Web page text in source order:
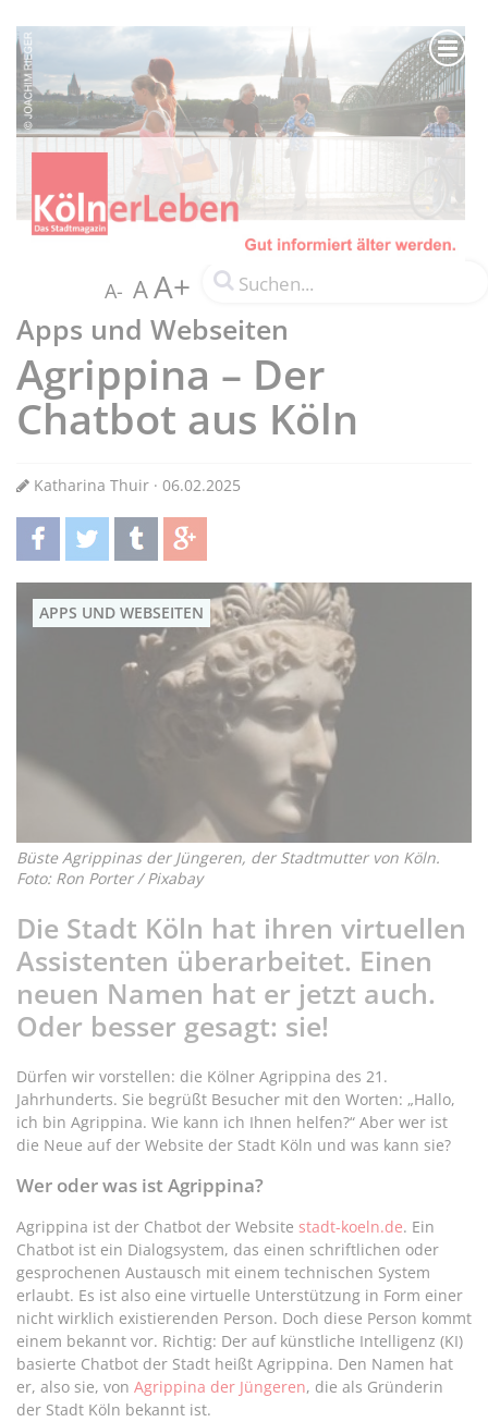
A- AA+
Apps und Webseiten
Agrippina – Der
Chatbot aus Köln
Katharina Thuir · 06.02.2025
teilentwittern teilen teilen
APPS UND WEBSEITEN
Büste Agrippinas der Jüngeren, der Stadtmutter von Köln.
Foto: Ron Porter / Pixabay
Die Stadt Köln hat ihren virtuellen
Assistenten überarbeitet. Einen
neuen Namen hat er jetzt auch.
Oder besser gesagt: sie!
Dürfen wir vorstellen: die Kölner Agrippina des 21.
Jahrhunderts. Sie begrüßt Besucher mit den Worten: „Hallo,
ich bin Agrippina. Wie kann ich Ihnen helfen?“ Aber wer ist
die Neue auf der Website der Stadt Köln und was kann sie?
Wer oder was ist Agrippina?
Agrippina ist der Chatbot der Website stadt-koeln.de. Ein
Chatbot ist ein Dialogsystem, das einen schriftlichen oder
gesprochenen Austausch mit einem technischen System
erlaubt. Es ist also eine virtuelle Unterstützung in Form einer
nicht wirklich existierenden Person. Doch diese Person kommt
einem bekannt vor. Richtig: Der auf künstliche Intelligenz (KI)
basierte Chatbot der Stadt heißt Agrippina. Den Namen hat
er, also sie, von Agrippina der Jüngeren, die als Gründerin
der Stadt Köln bekannt ist.